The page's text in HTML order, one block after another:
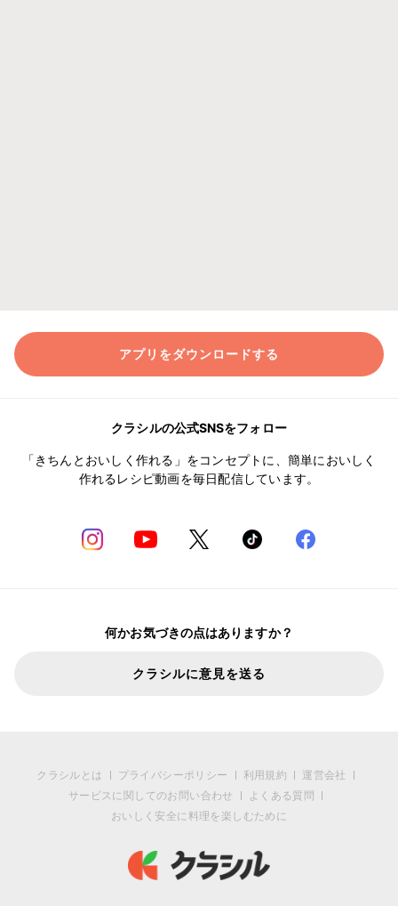
アプリをダウンロードする
クラシルの公式SNSをフォロー
「きちんとおいしく作れる」をコンセプトに、簡単においしく
作れるレシピ動画を毎日配信しています。
何かお気づきの点はありますか？
クラシルに意見を送る
クラシルとは プライバシーポリシー 利用規約
運営会社
サービスに関してのお問い合わせ
よくある質問
おいしく安全に料理を楽しむために